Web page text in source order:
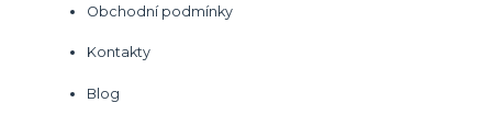
Obchodní podmínky
Kontakty
Blog